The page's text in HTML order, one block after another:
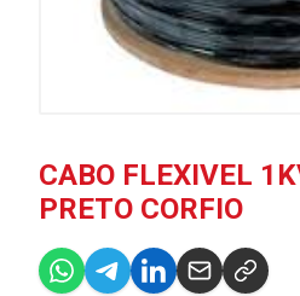
CABO FLEXIVEL
PRETO CORFIO